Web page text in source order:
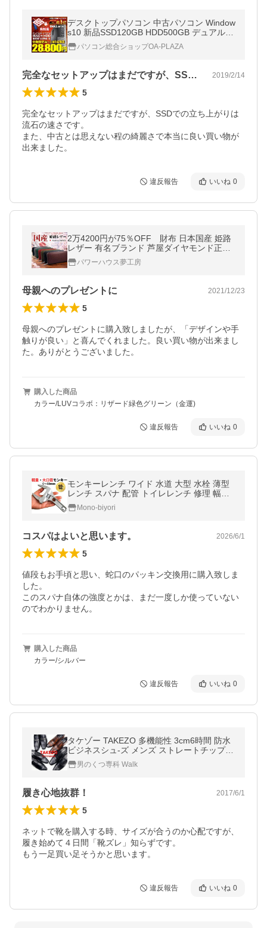
デスクトップパソコン 中古パソコン Window
s10 新品SSD120GB HDD500GB デュアルハ
ード 4GBメモリ 第三世代Corei5 office付 DE
LL HP Lenovo等 アウトレット
パソコン総合ショップOA-PLAZA
完全なセットアップはまだですが、SSD… 2019/2/14
5
完全なセットアップはまだですが、SSDでの立ち上がりは
流石の速さです。
また、中古とは思えない程の綺麗さで本当に良い買い物が
出来ました。
違反報告 いいね 0
2万4200円が75％OFF 財布 日本国産 姫路
レザー 有名ブランド 芦屋ダイヤモンド正規
パワーハウス夢工房
母親へのプレゼントに 2021/12/23
5
母親へのプレゼントに購入致しましたが、「デザインや手
触りが良い」と喜んでくれました。良い買い物が出来まし
た。ありがとうございました。
購入した商品
カラー/LUVコラボ：リザード緑色グリーン（金運)
違反報告 いいね 0
モンキーレンチ ワイド 水道 大型 水栓 薄型
レンチ スパナ 配管 トイレレンチ 修理 幅広
爆買Mono-biyori
コスパはよいと思います。 2026/6/1
5
値段もお手頃と思い、蛇口のパッキン交換用に購入致しま
した。
このスパナ自体の強度とかは、まだ一度しか使っていない
のでわかりません。
購入した商品
カラー/シルバー
違反報告 いいね 0
タケゾー TAKEZO 多機能性 3cm6時間 防水
ビジネスシュ-ズ メンズ ストレートチップ
ビット ローファー ブラック ブラウン TK571
TK573 TK575
男のくつ専科 Walk
履き心地抜群！ 2017/6/1
5
ネットで靴を購入する時、サイズが合うのか心配ですが、
履き始めて４日間「靴ズレ」知らずです。
もう一足買い足そうかと思います。
違反報告 いいね 0